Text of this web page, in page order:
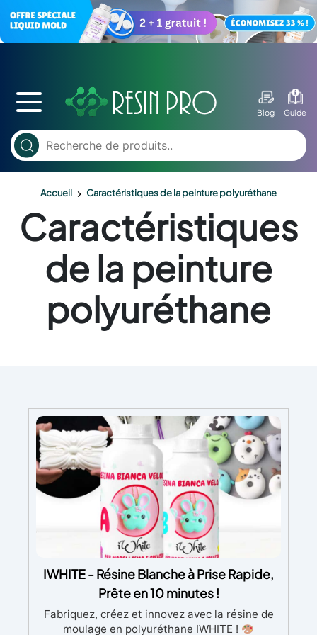
Blog Guide
Accueil Caractéristiques de la peinture polyuréthane
Caractéristiques
de la peinture
polyuréthane
IWHITE - Résine Blanche à Prise Rapide,
Prête en 10 minutes !
Fabriquez, créez et innovez avec la résine de
moulage en polyuréthane IWHITE !